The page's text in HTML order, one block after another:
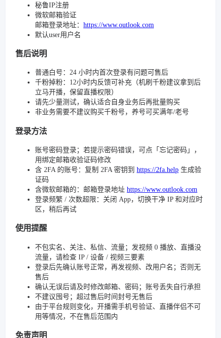
秘鲁IP注册
微软邮箱验证
邮箱登录地址： https://www.outlook.com
默认user用户名
售后说明
普通白号：24 小时内首次登录有问题可售后
千粉掉粉：12小时内反馈可补充（机刷千粉建议拿到后
立马开播，保留直播权限）
请先少量测试，确认适合自身业务后再批量购买
非业务需要不建议购买千粉号，养号可买满年/老号
登录方法
账号密码登录；若提示密码错误，可点「忘记密码」，
用绑定邮箱收验证码修改
含 2FA 的账号：复制 2FA 密钥到 https://2fa.help 生成验
证码
含微软邮箱的：邮箱登录地址 https://www.outlook.com
登录频繁 / 次数超限：关闭 App，切换干净 IP 和对应时
区，稍后再试
使用提醒
不包实名、关注、私信、流量；发视频 0 播放、直播没
流量，请检查 IP / 设备 / 视频三要素
登录后先确认账号正常，再发视频、改用户名；否则无
售后
确认无误后请及时修改邮箱、密码；账号丢失自行承担
不建议囤号；超过售后时间封号无售后
由于平台规则变化，开播需手机号验证、直播伴侣不可
用等情况，不在售后范围内
免责声明